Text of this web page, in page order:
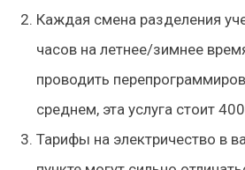
Каждая смена разделения
часов на летнее/зимнее
проводить
среднем, эта услуга стоит
Тарифы на электричество в